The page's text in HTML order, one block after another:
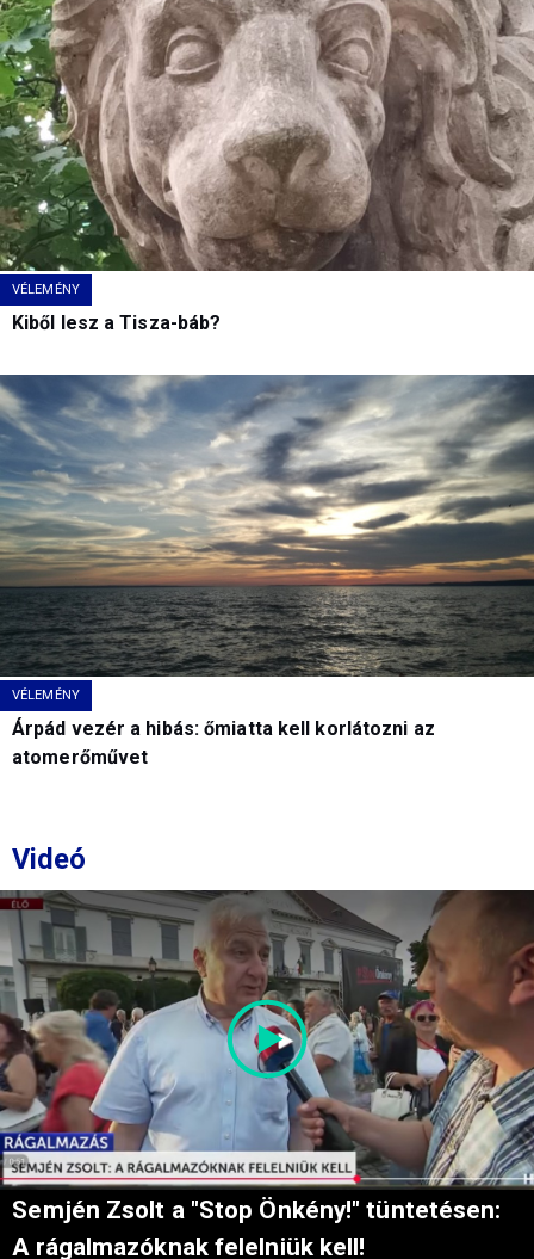
VÉLEMÉNY
Kiből lesz a Tisza-báb?
VÉLEMÉNY
Árpád vezér a hibás: őmiatta kell korlátozni az
atomerőművet
Videó
Semjén Zsolt a "Stop Önkény!" tüntetésen:
A rágalmazóknak felelniük kell!